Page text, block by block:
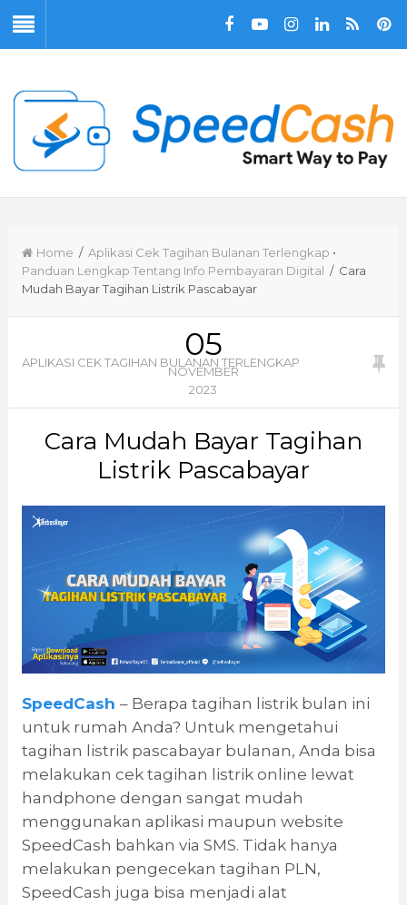
Home / Aplikasi Cek Tagihan Bulanan Terlengkap •
Panduan Lengkap Tentang Info Pembayaran Digital / Cara
Mudah Bayar Tagihan Listrik Pascabayar
05
NOVEMBER
2023
APLIKASI CEK TAGIHAN BULANAN TERLENGKAP
Cara Mudah Bayar Tagihan
Listrik Pascabayar
SpeedCash – Berapa tagihan listrik bulan ini
untuk rumah Anda? Untuk mengetahui
tagihan listrik pascabayar bulanan, Anda bisa
melakukan cek tagihan listrik online lewat
handphone dengan sangat mudah
menggunakan aplikasi maupun website
SpeedCash bahkan via SMS. Tidak hanya
melakukan pengecekan tagihan PLN,
SpeedCash juga bisa menjadi alat